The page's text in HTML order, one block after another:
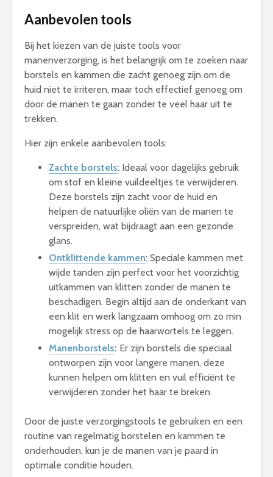
Aanbevolen tools
Bij het kiezen van de juiste tools voor
manenverzorging, is het belangrijk om te zoeken naar
borstels en kammen die zacht genoeg zijn om de
huid niet te irriteren, maar toch effectief genoeg om
door de manen te gaan zonder te veel haar uit te
trekken.
Hier zijn enkele aanbevolen tools:
Zachte borstels: Ideaal voor dagelijks gebruik
om stof en kleine vuildeeltjes te verwijderen.
Deze borstels zijn zacht voor de huid en
helpen de natuurlijke oliën van de manen te
verspreiden, wat bijdraagt aan een gezonde
glans.
Ontklittende kammen: Speciale kammen met
wijde tanden zijn perfect voor het voorzichtig
uitkammen van klitten zonder de manen te
beschadigen. Begin altijd aan de onderkant van
een klit en werk langzaam omhoog om zo min
mogelijk stress op de haarwortels te leggen.
Manenborstels: Er zijn borstels die speciaal
ontworpen zijn voor langere manen, deze
kunnen helpen om klitten en vuil efficiënt te
verwijderen zonder het haar te breken.
Door de juiste verzorgingstools te gebruiken en een
routine van regelmatig borstelen en kammen te
onderhouden, kun je de manen van je paard in
optimale conditie houden.